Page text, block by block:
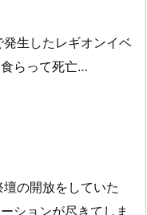
生したレギオンイベ
らって死亡…
の開放をしていた
ションが尽きてしま